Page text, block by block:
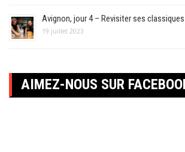
Avignon, jour 4 – Revisiter ses classiques
19 juillet 2023
AIMEZ-NOUS SUR